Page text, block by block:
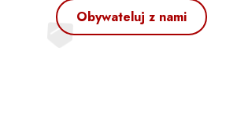
Obywateluj z nami